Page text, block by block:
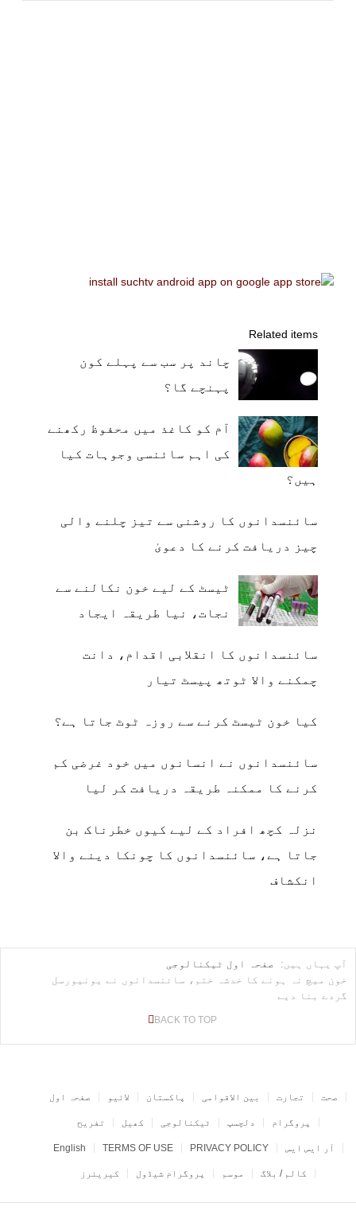
Related items
چاند پر سب سے پہلے کون
پہنچے گا؟
آم کو کاغذ میں محفوظ رکھنے
کی اہم سائنسی وجوہات کیا
ہیں؟
سائنسدانوں کا روشنی سے تیز چلنے والی
چیز دریافت کرنے کا دعویٰ
ٹیسٹ کے لیے خون نکالنے سے
نجات، نیا طریقہ ایجاد
سائنسدانوں کا انقلابی اقدام، دانت
چمکنے والا ٹوتھ پیسٹ تیار
کیا خون ٹیسٹ کرنے سے روزہ ٹوٹ جاتا ہے؟
سائنسدانوں نے انسانوں میں خود غرضی کم
کرنے کا ممکنہ طریقہ دریافت کر لیا
نزلہ کچھ افراد کے لیے کیوں خطرناک بن
جاتا ہے، سائنسدانوں کا چونکا دینے والا
انکشاف
آپ یہاں ہیں: صفحہ اول ٹیکنالوجی
خون میچ نہ ہونے کا خدشہ ختم، سائنسدانوں نے یونیورسل
گردے بنا دیے
BACK TO TOP
صفحہ اول لائیو پاکستان بین الاقوامی تجارت صحت
تفریح کھیل ٹیکنالوجی دلچسپ پروگرام
English TERMS OF USE PRIVACY POLICY آر ایس ایس
کیریئرز پروگرام شیڈول موسم کالم / بلاگ